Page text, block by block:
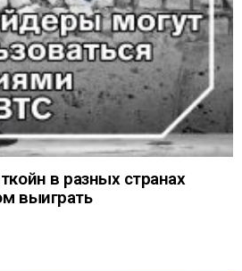
в разных странах
выиграть